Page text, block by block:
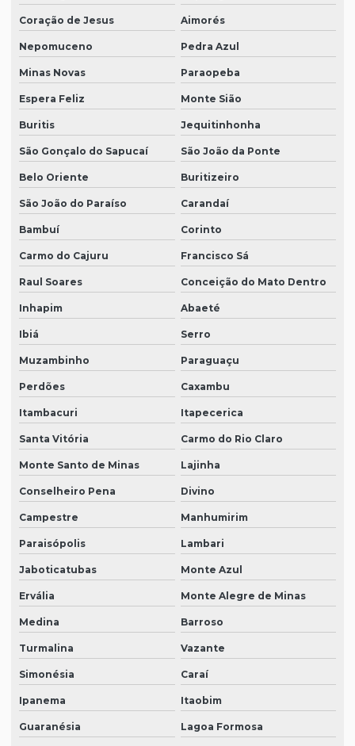
Coração de Jesus Aimorés
Nepomuceno Pedra Azul
Minas Novas Paraopeba
Espera Feliz Monte Sião
Buritis Jequitinhonha
São Gonçalo do Sapucaí São João da Ponte
Belo Oriente Buritizeiro
São João do Paraíso Carandaí
Bambuí Corinto
Carmo do Cajuru Francisco Sá
Raul Soares Conceição do Mato Dentro
Inhapim Abaeté
Ibiá Serro
Muzambinho Paraguaçu
Perdões Caxambu
Itambacuri Itapecerica
Santa Vitória Carmo do Rio Claro
Monte Santo de Minas Lajinha
Conselheiro Pena Divino
Campestre Manhumirim
Paraisópolis Lambari
Jaboticatubas Monte Azul
Ervália Monte Alegre de Minas
Medina Barroso
Turmalina Vazante
Simonésia Caraí
Ipanema Itaobim
Guaranésia Lagoa Formosa